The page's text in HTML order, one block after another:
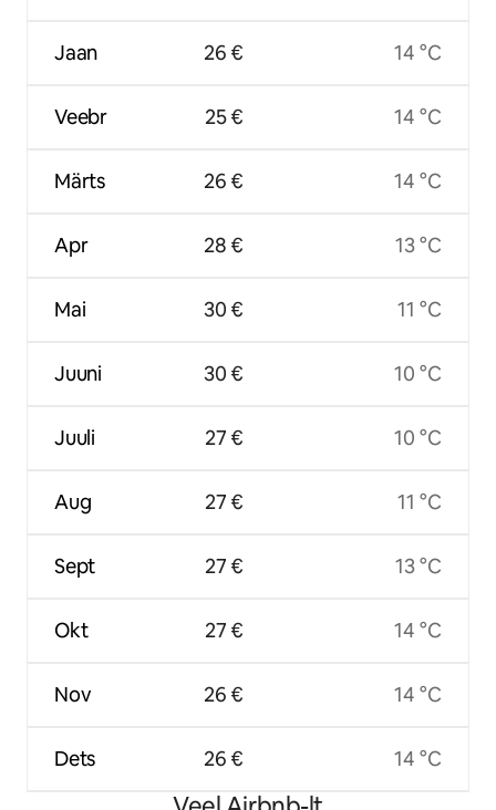
Jaan
Veebr
Märts
Apr
Mai
Juuni
Juuli
Aug
Sept
Okt
Nov
Dets
26 €
25 €
26 €
28 €
30 €
30 €
27 €
27 €
27 €
27 €
26 €
26 €
14 °C
14 °C
14 °C
13 °C
11 °C
10 °C
10 °C
11 °C
13 °C
14 °C
14 °C
14 °C